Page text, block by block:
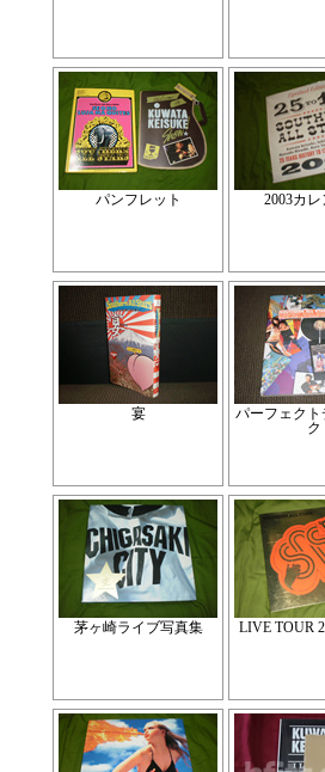
パンフレット 2003カ
宴
パーフェクト
ク
茅ヶ崎ライブ写真集 LIVE TOUR